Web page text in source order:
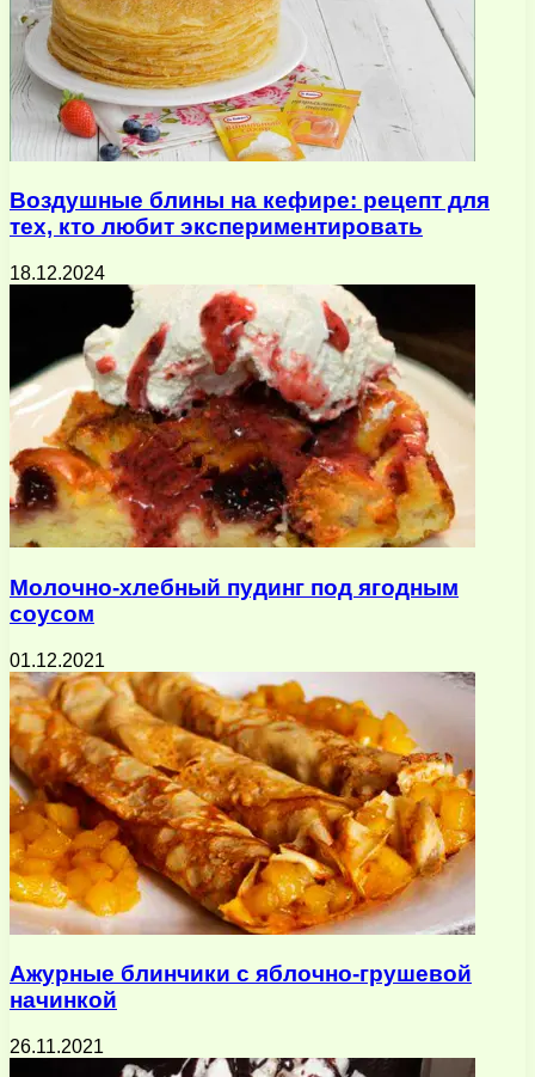
Воздушные блины на кефире: рецепт для
тех, кто любит экспериментировать
18.12.2024
Молочно-хлебный пудинг под ягодным
соусом
01.12.2021
Ажурные блинчики с яблочно-грушевой
начинкой
26.11.2021